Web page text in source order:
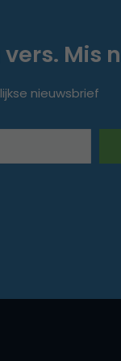
Mis
nieuwsbrief